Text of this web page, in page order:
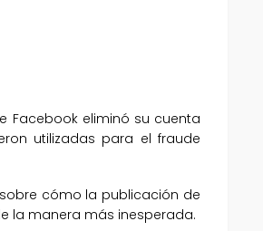
Facebook eliminó su cuenta
utilizadas para el fraude
cómo la publicación de
la manera más inesperada.